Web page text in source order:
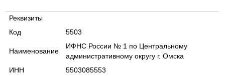
Реквизиты
Код
5503
Наименование
ИФНС России № 1 по Центральному
административному округу г. Омска
ИНН
5503085553